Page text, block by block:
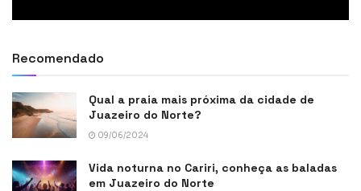
Recomendado
Qual a praia mais próxima da cidade de
Juazeiro do Norte?
09/06/2024
Vida noturna no Cariri, conheça as baladas
em Juazeiro do Norte